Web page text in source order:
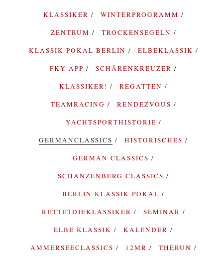
KLASSIKER
WINTERPROGRAMM
ZENTRUM
TROCKENSEGELN
KLASSIK POKAL BERLIN
ELBEKLASSIK
FKY APP
SCHÄRENKREUZER
KLASSIKER!
REGATTEN
TEAMRACING
RENDEZVOUS
YACHTSPORTHISTORIE
GERMANCLASSICS
HISTORISCHES
GERMAN CLASSICS
SCHANZENBERG CLASSICS
BERLIN KLASSIK POKAL
RETTETDIEKLASSIKER
SEMINAR
ELBE KLASSIK
KALENDER
AMMERSEECLASSICS
12MR
THERUN